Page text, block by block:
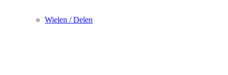
Wielen / Delen